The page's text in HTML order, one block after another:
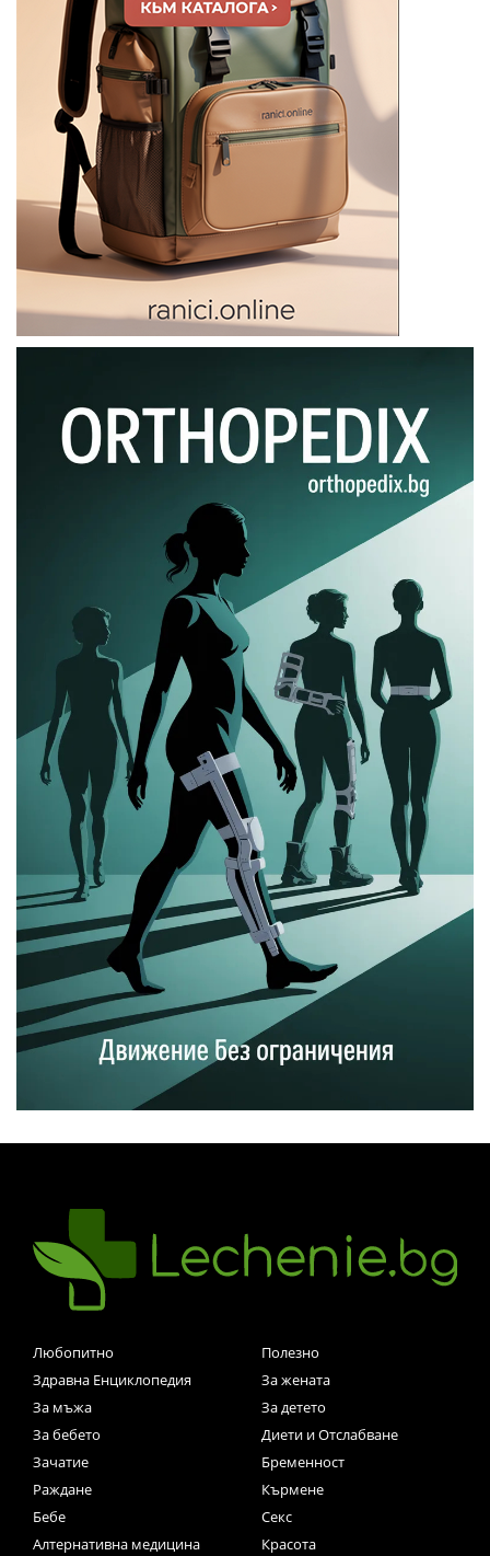
Любопитно
Полезно
Здравна Енциклопедия
За жената
За мъжа
За детето
За бебето
Диети и Отслабване
Зачатие
Бременност
Раждане
Кърмене
Бебе
Секс
Алтернативна медицина
Красота